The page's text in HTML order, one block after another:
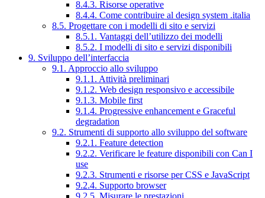
8.4.3. Risorse operative
8.4.4. Come contribuire al design system .italia
8.5. Progettare con i modelli di sito e servizi
8.5.1. Vantaggi dell’utilizzo dei modelli
8.5.2. I modelli di sito e servizi disponibili
9. Sviluppo dell’interfaccia
9.1. Approccio allo sviluppo
9.1.1. Attività preliminari
9.1.2. Web design responsivo e accessibile
9.1.3. Mobile first
9.1.4. Progressive enhancement e Graceful
degradation
9.2. Strumenti di supporto allo sviluppo del software
9.2.1. Feature detection
9.2.2. Verificare le feature disponibili con Can I
use
9.2.3. Strumenti e risorse per CSS e JavaScript
9.2.4. Supporto browser
9.2.5. Misurare le prestazioni